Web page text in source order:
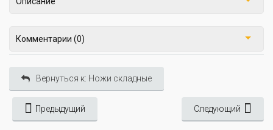
Комментарии (0)
Вернуться к: Ножи складные
Предыдущий Следующий